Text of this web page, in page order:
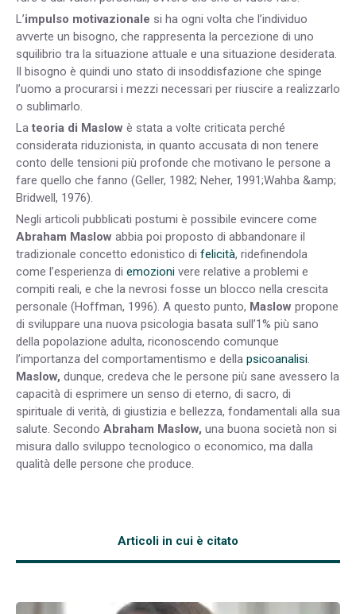
L’impulso motivazionale si ha ogni volta che l’individuo
avverte un bisogno, che rappresenta la percezione di uno
squilibrio tra la situazione attuale e una situazione desiderata.
Il bisogno è quindi uno stato di insoddisfazione che spinge
l’uomo a procurarsi i mezzi necessari per riuscire a realizzarlo
o sublimarlo.
La teoria di Maslow è stata a volte criticata perché
considerata riduzionista, in quanto accusata di non tenere
conto delle tensioni più profonde che motivano le persone a
fare quello che fanno (Geller, 1982; Neher, 1991;Wahba &amp;
Bridwell, 1976).
Negli articoli pubblicati postumi è possibile evincere come
Abraham Maslow abbia poi proposto di abbandonare il
tradizionale concetto edonistico di felicità, ridefinendola
come l’esperienza di emozioni vere relative a problemi e
compiti reali, e che la nevrosi fosse un blocco nella crescita
personale (Hoffman, 1996). A questo punto, Maslow propone
di sviluppare una nuova psicologia basata sull’1% più sano
della popolazione adulta, riconoscendo comunque
l’importanza del comportamentismo e della psicoanalisi
Maslow, dunque, credeva che le persone più sane avessero la
capacità di esprimere un senso di eterno, di sacro, di
spirituale di verità, di giustizia e bellezza, fondamentali alla sua
salute. Secondo Abraham Maslow, una buona società non si
misura dallo sviluppo tecnologico o economico, ma dalla
qualità delle persone che produce.
Articoli in cui è citato